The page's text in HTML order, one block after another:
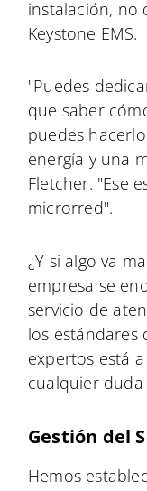
instalación, no
Keystone EMS.
"Puedes
que saber
puedes
energía y una
Fletcher. "Ese
microrred".
¿Y si algo va
empresa se
servicio de
los estándares
expertos está
cualquier
Gestión del
Hemos